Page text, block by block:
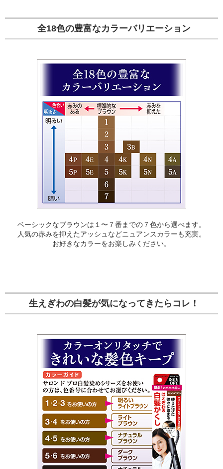
全18色の豊富なカラーバリエーション
ベーシックなブラウンは１〜７番までの７色から選べます。
人気の赤みを抑えたアッシュなどニュアンスカラーも充実。
お好きなカラーをお楽しみください。
生えぎわの白髪が気になってきたらコレ！